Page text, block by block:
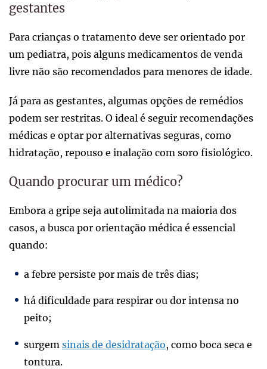
gestantes
Para crianças o tratamento deve ser orientado por
um pediatra, pois alguns medicamentos de venda
livre não são recomendados para menores de idade.
Já para as gestantes, algumas opções de remédios
podem ser restritas. O ideal é seguir recomendações
médicas e optar por alternativas seguras, como
hidratação, repouso e inalação com soro fisiológico.
Quando procurar um médico?
Embora a gripe seja autolimitada na maioria dos
casos, a busca por orientação médica é essencial
quando:
a febre persiste por mais de três dias;
há dificuldade para respirar ou dor intensa no
peito;
surgem sinais de desidratação, como boca seca e
tontura.